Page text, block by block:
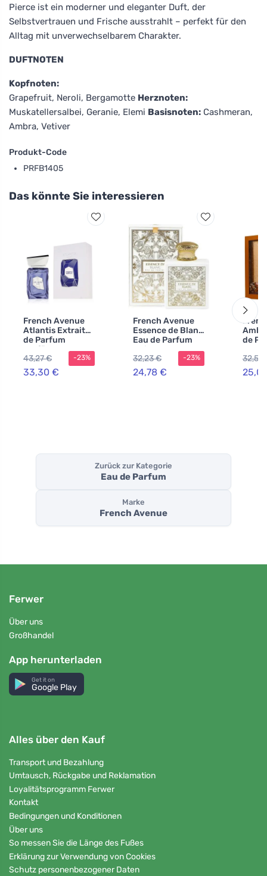
Pierce ist ein moderner und eleganter Duft, der
Selbstvertrauen und Frische ausstrahlt – perfekt für den
Alltag mit unverwechselbarem Charakter.
DUFTNOTEN
Kopfnoten:
Grapefruit, Neroli, Bergamotte Herznoten:
Muskatellersalbei, Geranie, Elemi Basisnoten: Cashmeran,
Ambra, Vetiver
Produkt-Code
PRFB1405
Das könnte Sie interessieren
French Avenue
Atlantis Extrait
de Parfum
Parfümextrakt
Unisex
43,27 €
33,30 €
-23%
French Avenue
Essence de Blanc
Eau de Parfum
Unisex
32,23 €
24,78 €
-23%
de
32,57
Zurück zur Kategorie
Eau de Parfum
Marke
French Avenue
Ferwer
Über uns
Großhandel
App herunterladen
Get it on
Google Play
Alles über den Kauf
Transport und Bezahlung
Umtausch, Rückgabe und Reklamation
Loyalitätsprogramm Ferwer
Kontakt
Bedingungen und Konditionen
Über uns
So messen Sie die Länge des Fußes
Erklärung zur Verwendung von Cookies
Schutz personenbezogener Daten